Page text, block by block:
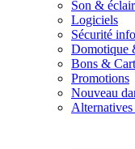
Son &
Logiciels
Sécurité
Domotique
Bons &
Promotions
Nouveau
Alternatives